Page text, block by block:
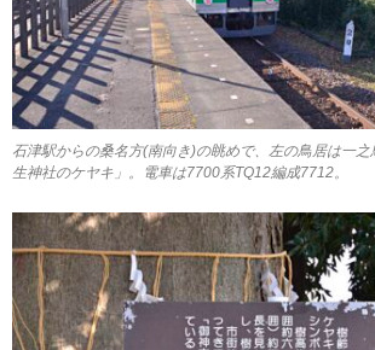
石津駅からの桑名方(南向き)の眺めで、左の鳥居は一
生神社のケヤキ」。電車は7700系TQ12編成7712。